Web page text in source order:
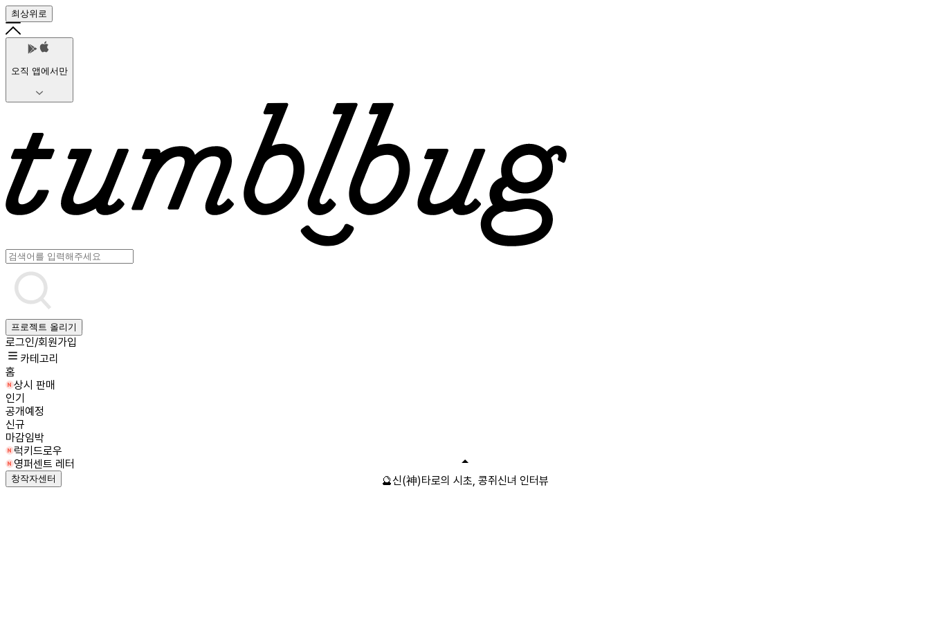
최상위로
오직 앱에서만
프로젝트 올리기
로그인/회원가입
카테고리
홈
상시 판매
인기
공개예정
신규
마감임박
럭키드로우
영퍼센트 레터
창작자센터 🔮신(神)타로의 시초, 콩쥐신녀 인터뷰